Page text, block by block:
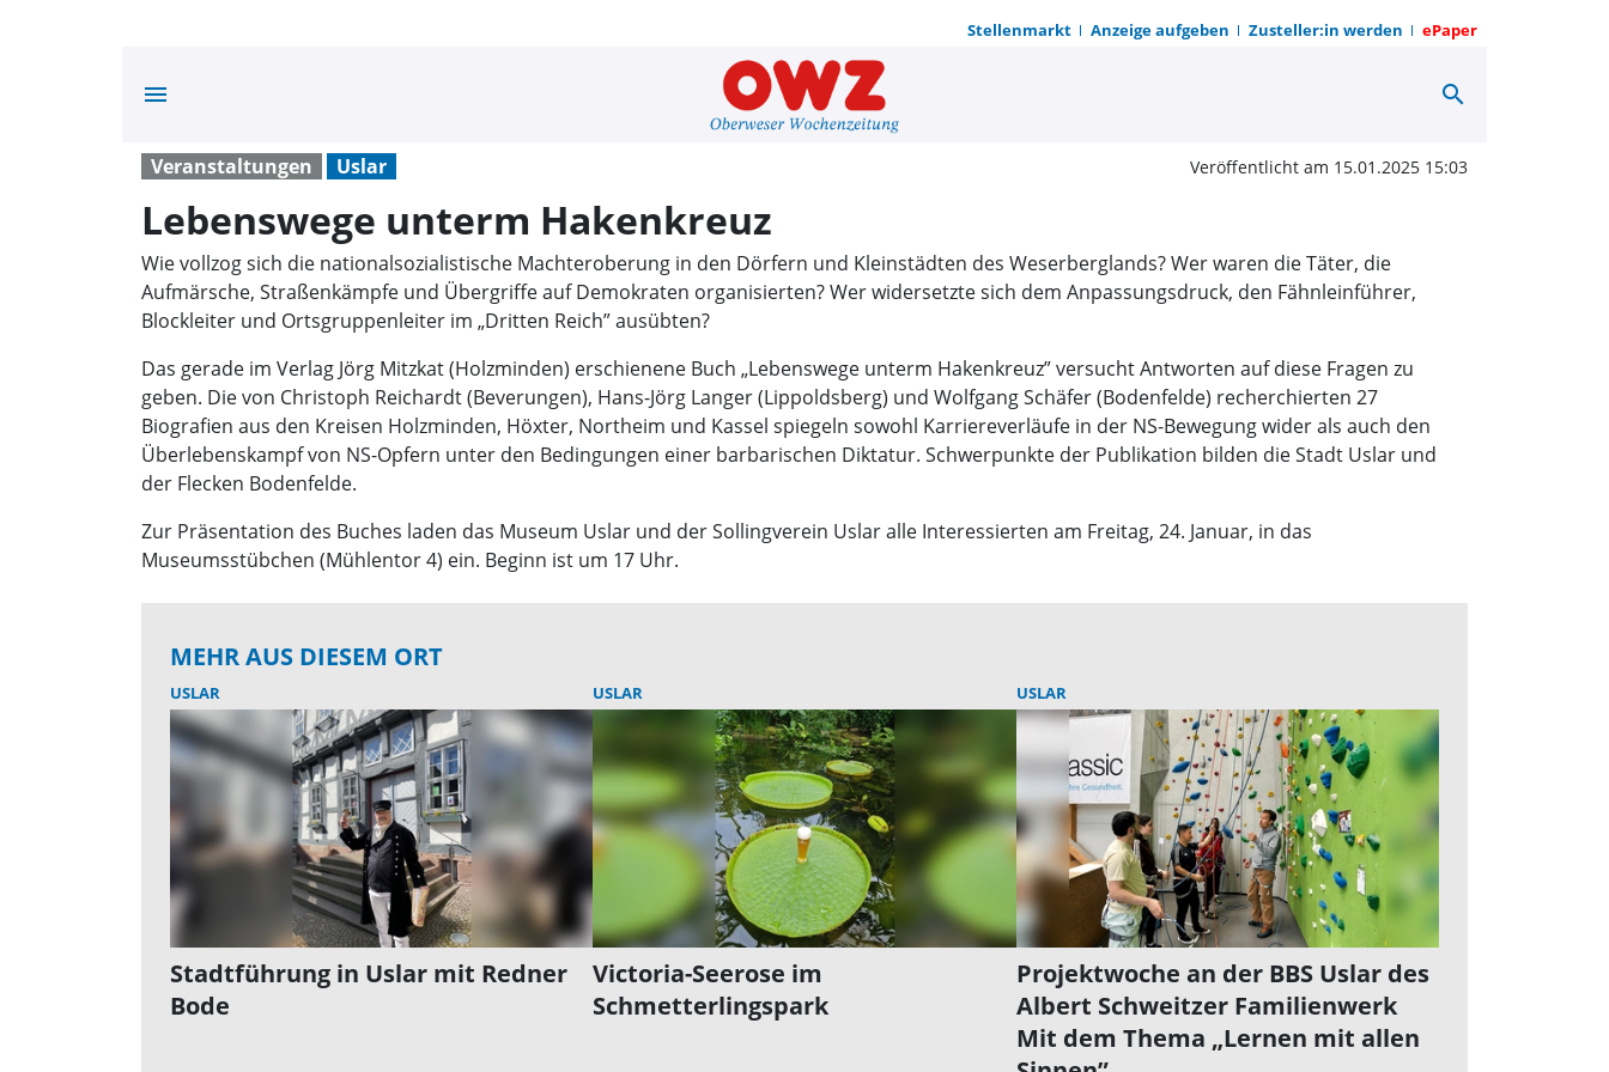
Stellenmarkt Anzeige aufgeben Zusteller:in werden ePaper
menu Lebenswege unterm Hakenkreuz |
search
Veranstaltungen Uslar Veröffentlicht am 15.01.2025 15:03
Lebenswege unterm Hakenkreuz
Wie vollzog sich die nationalsozialistische Machteroberung in den Dörfern und Kleinstädten des Weserberglands? Wer waren die Täter, die
Aufmärsche, Straßenkämpfe und Übergriffe auf Demokraten organisierten? Wer widersetzte sich dem Anpassungsdruck, den Fähnleinführer,
Blockleiter und Ortsgruppenleiter im „Dritten Reich” ausübten?
Das gerade im Verlag Jörg Mitzkat (Holzminden) erschienene Buch „Lebenswege unterm Hakenkreuz” versucht Antworten auf diese Fragen zu
geben. Die von Christoph Reichardt (Beverungen), Hans-Jörg Langer (Lippoldsberg) und Wolfgang Schäfer (Bodenfelde) recherchierten 27
Biografien aus den Kreisen Holzminden, Höxter, Northeim und Kassel spiegeln sowohl Karriereverläufe in der NS-Bewegung wider als auch den
Überlebenskampf von NS-Opfern unter den Bedingungen einer barbarischen Diktatur. Schwerpunkte der Publikation bilden die Stadt Uslar und
der Flecken Bodenfelde.
Zur Präsentation des Buches laden das Museum Uslar und der Sollingverein Uslar alle Interessierten am Freitag, 24. Januar, in das
Museumsstübchen (Mühlentor 4) ein. Beginn ist um 17 Uhr.
MEHR AUS DIESEM ORT
USLAR
Stadtführung in Uslar mit Redner
Bode
USLAR
Victoria-Seerose im
Schmetterlingspark
USLAR
Projektwoche an der BBS Uslar des
Albert Schweitzer Familienwerk
Mit dem Thema „Lernen mit allen